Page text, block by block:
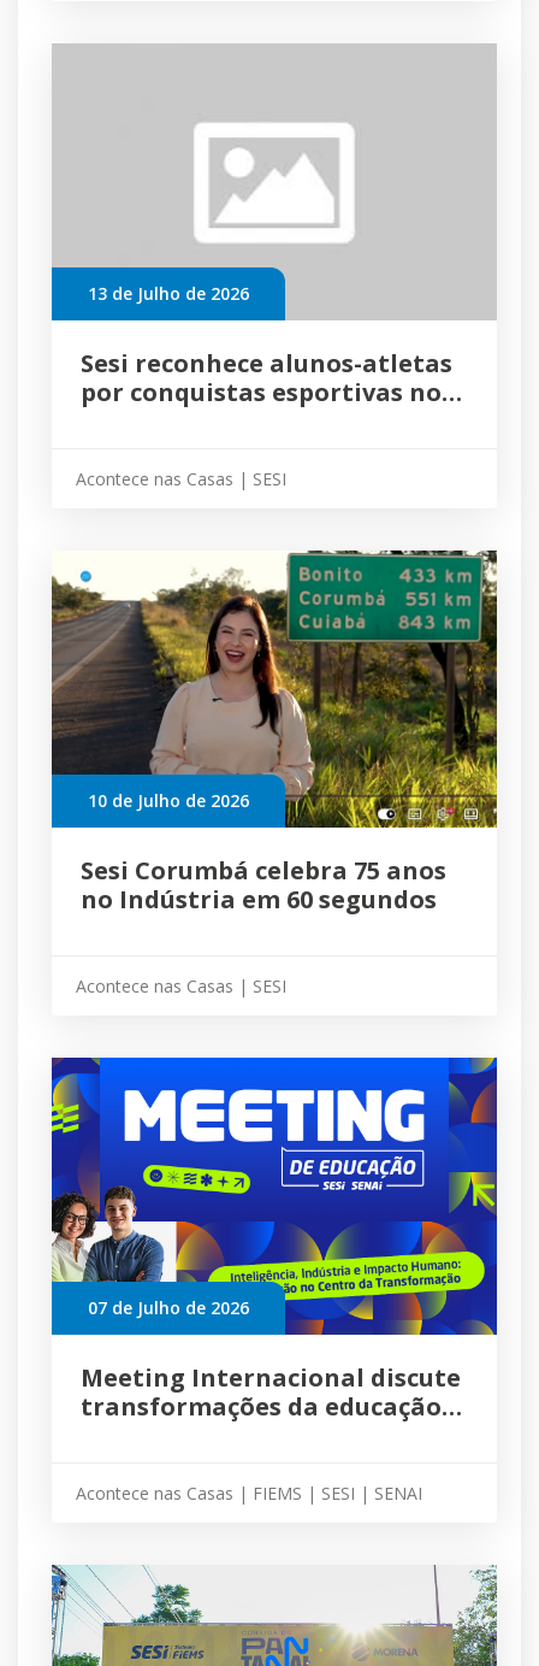
13 de Julho de 2026
Sesi reconhece alunos-atletas
por conquistas esportivas no
Acontece nas Casas | SESI
10 de Julho de 2026
Sesi Corumbá celebra 75 anos
no Indústria em 60 segundos
Acontece nas Casas | SESI
07 de Julho de 2026
Meeting Internacional discute
transformações da educação
Acontece nas Casas | FIEMS | SESI | SENAI